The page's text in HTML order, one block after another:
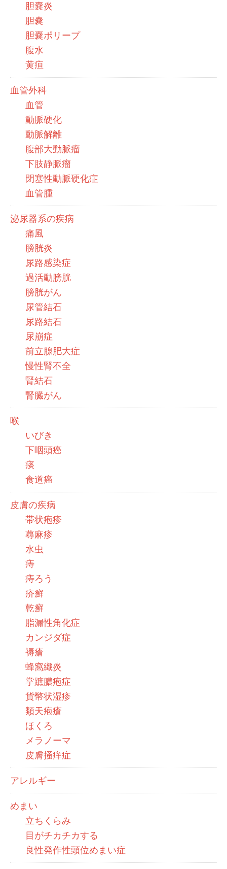
胆嚢炎
胆嚢
胆嚢ポリープ
腹水
黄疸
血管外科
血管
動脈硬化
動脈解離
腹部大動脈瘤
下肢静脈瘤
閉塞性動脈硬化症
血管腫
泌尿器系の疾病
痛風
膀胱炎
尿路感染症
過活動膀胱
膀胱がん
尿管結石
尿路結石
尿崩症
前立腺肥大症
慢性腎不全
腎結石
腎臓がん
喉
いびき
下咽頭癌
痰
食道癌
皮膚の疾病
帯状疱疹
蕁麻疹
水虫
痔
痔ろう
疥癬
乾癬
脂漏性角化症
カンジダ症
褥瘡
蜂窩織炎
掌蹠膿疱症
貨幣状湿疹
類天疱瘡
ほくろ
メラノーマ
皮膚掻痒症
アレルギー
めまい
立ちくらみ
目がチカチカする
良性発作性頭位めまい症